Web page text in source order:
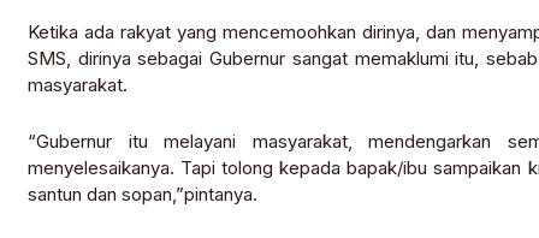
Ketika ada rakyat yang mencemoohkan dirinya, dan
SMS, dirinya sebagai Gubernur sangat memaklumi itu,
masyarakat.
“Gubernur itu melayani masyarakat, mendengarkan
menyelesaikanya. Tapi tolong kepada bapak/ibu sampaikan
santun dan sopan,”pintanya.